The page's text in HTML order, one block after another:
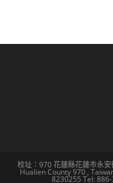
校址：970 花蓮縣花蓮市永
Hualien County 970 ,
8230255 Tel: